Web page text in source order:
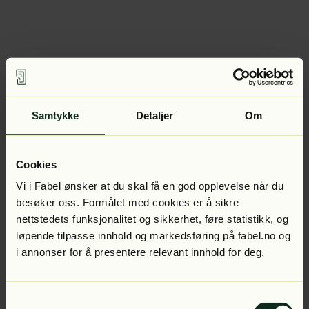
Samtykke Detaljer Om
Cookies
Vi i Fabel ønsker at du skal få en god opplevelse når du
besøker oss. Formålet med cookies er å sikre
nettstedets funksjonalitet og sikkerhet, føre statistikk, og
løpende tilpasse innhold og markedsføring på fabel.no og
i annonser for å presentere relevant innhold for deg.